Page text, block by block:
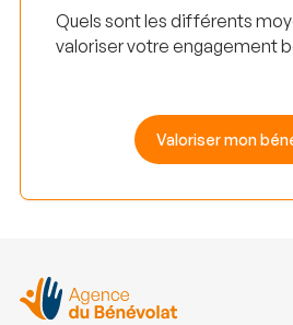
Quels sont les différents
valoriser votre engagement
Valoriser mon